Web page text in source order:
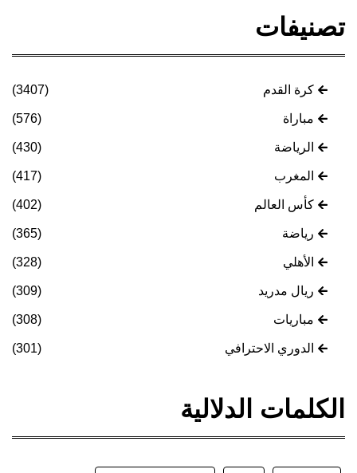
تصنيفات
كرة القدم (3407)
مباراة (576)
الرياضة (430)
المغرب (417)
كأس العالم (402)
رياضة (365)
الأهلي (328)
ريال مدريد (309)
مباريات (308)
الدوري الاحترافي (301)
الكلمات الدلالية